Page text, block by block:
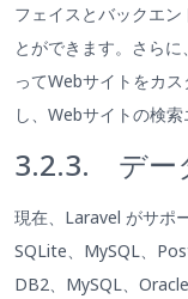
フェイスとバックエ
とができます。さら
ってWebサイトをカ
し、Webサイトの検
3.2.3. デー
現在、Laravel がサポ
SQLite、MySQL、
DB2、MySQL、